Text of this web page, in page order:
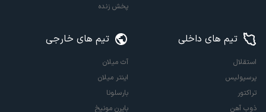
پخش زنده
تیم های داخلی
استقلال
پرسپولیس
تراکتور
ذوب آهن
تیم های خارجی
آث میلان
اینتر میلان
بارسلونا
بایرن مونیخ